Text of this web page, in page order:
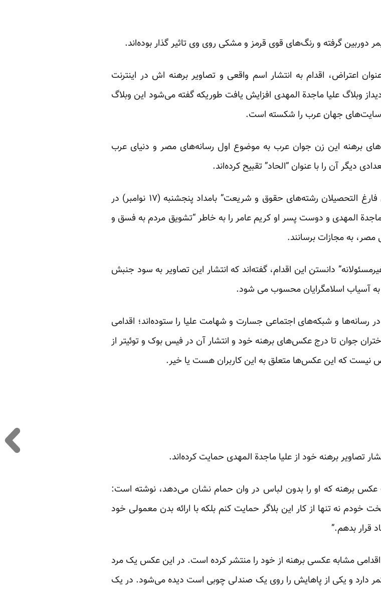
دوربین گرفته و رنگ‌های قوی قرمز و مشکی روی وی تاثیر گذار بوده‌اند.
اعتراض، اقدام به انتشار اسم واقعی و تصاویر برهنه اش در اینترنت
وبلاگ علیا ماجدة المهدی افزایش یافت طوریکه گفته می‌شود این وبلاگ
و سایت‌های جهان عرب را شکسته است.
برهنه این زن جوان عرب به موضوع اول رسانه‌های مصر و دنیای عرب
دیگر آن را با عنوان “الحاد” تقبیح کرده‌اند.
از جمله به نوشته بی‌بی سی فارسی “شورای عمومی فارغ التحصیلان رشته‌های حقوق و شریعت” بامداد پنجشنبه (۱۷ نوامبر) در
المهدی و دوست پسر او کریم عامر را به خاطر “تشویق مردم به فسق و
دانستن این اقدام، گفته‌اند که انتشار این تصاویر به سود جنبش
آسیاب اسلامگرایان محسوب می شود.
رسانه‌ها و شبکه‌های اجتماعی جسارت و شهامت علیا را ستوده‌اند؛ اقدامی
جوان تا درج عکس‌های برهنه خود و انتشار آن در فیس بوک و توئیتر از
که این عکس‌ها متعلق به این کاربران هست یا خیر.
تصاویر برهنه خود از علیا ماجدة المهدی حمایت کرده‌اند.
یک عکس برهنه که او را بدون لباس در وان حمام نشان می‌دهد، نوشته است:
نه تنها از کار این بلاگر حمایت کنم بلکه با ارائه بدن معمولی خود
قرار بدهم.”
اقدامی مشابه عکسی برهنه از خود را منتشر کرده است. در این عکس یک مرد
و یکی از پا‌هایش را روی یک صندلی چوبی است دیده می‌شود. در یک